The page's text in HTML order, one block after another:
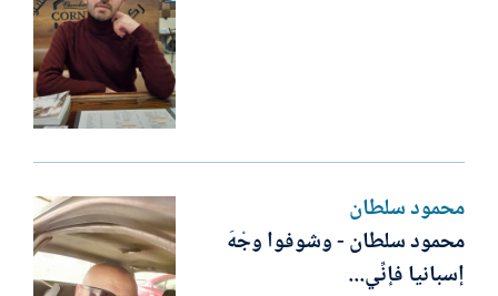
محمود سلطان
محمود سلطان - وشوفوا وجْهَ
إسبانيا فإنِّي...